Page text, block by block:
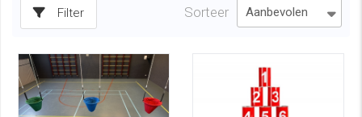
Filter Sorteer